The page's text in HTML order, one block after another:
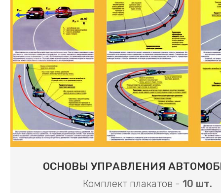
ОСНОВЫ УПРАВЛЕНИЯ
Комплект плакатов - 10 шт.